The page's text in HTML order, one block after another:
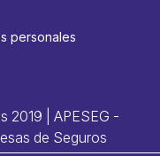
personales
2019 | APESEG -
de Seguros